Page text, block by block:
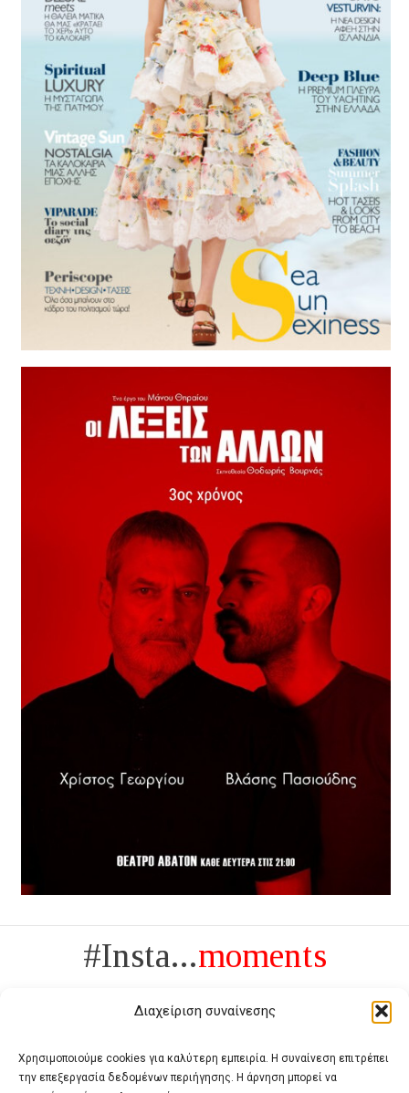
Διαχείριση συναίνεσης
Χρησιμοποιούμε cookies για καλύτερη εμπειρία. Η συναίνεση επιτρέπει
την επεξεργασία δεδομένων περιήγησης. Η άρνηση μπορεί να
#Insta...moments